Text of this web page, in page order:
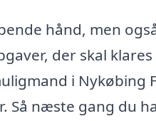
hånd, men
der skal
i Nykøbing
Så næste gang du